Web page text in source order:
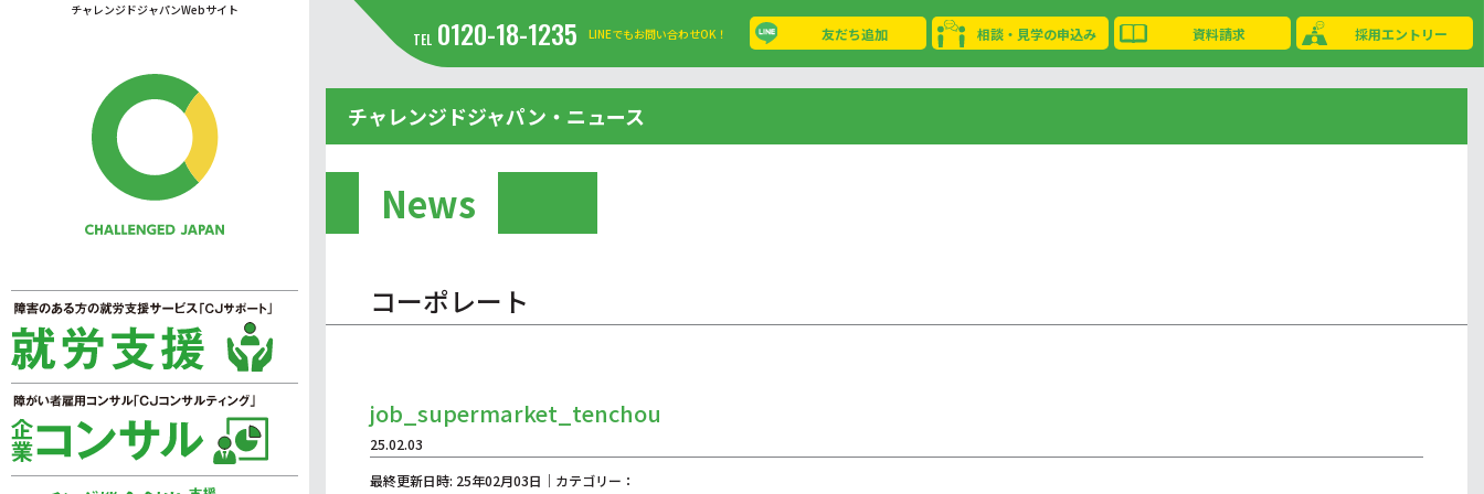
チャレンジドジャパンWebサイト
TEL 0120-18-1235 LINEでもお問い合わせOK！ 友だち追加 相談・見学の申込み 資料請求 採用エントリー
チャレンジドジャパン・ニュース
News
コーポレート
job_supermarket_tenchou
25.02.03
最終更新日時: 25年02月03日｜カテゴリー：